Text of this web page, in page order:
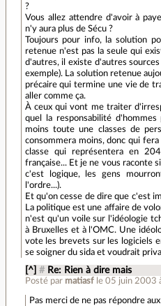
?
Vous allez attendre d'avoir à
n'y aura plus de Sécu ?
Toujours pour info, la solution
retenue n'est pas la seule qui
d'autres, il existe d'autres
exemple). La solution retenue
précaire qui termine une vie de
aller comme ça.
À ceux qui vont me traiter
quel la responsabilité
moins toute une classes de
consommera moins, donc qui
classe qui représentera en
française... Et je ne vous raconte
c'est logique, les gens
l'ordre...).
Et qu'on cesse de dire que c'est
La politique est une affaire de
n'est qu'un voile sur l'idéologie
à Bruxelles et à l'OMC. Une
vote les brevets sur les logiciels
se soigner du sida et voudrait
[^] # Re: Rien à dire mais
Posté par matiasf le 05 juin 2003
Pas merci de ne pas répondre